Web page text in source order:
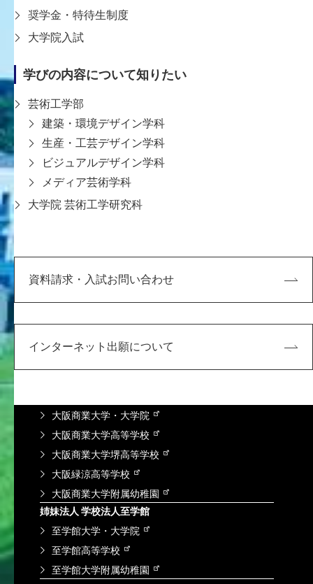
奨学金・特待生制度
大学院入試
学びの内容について知りたい
芸術工学部
建築・環境デザイン学科
生産・工芸デザイン学科
ビジュアルデザイン学科
メディア芸術学科
大学院 芸術工学研究科
資料請求・入試お問い合わせ
インターネット出願について
〒651-2196 神戸市西区学園西町8-1-1
8-1-1 Gakuennishi-machi,Nishi-ku,Kobe
651-2196 Japan
FAX:078-794-5027
大学案内
学内向け
KDUポータル
求人検索NAVI
大阪商業大学・大学院
大阪商業大学高等学校
大阪商業大学堺高等学校
大阪緑涼高等学校
大阪商業大学附属幼稚園
姉妹法人 学校法人至学館
至学館大学・大学院
至学館高等学校
至学館大学附属幼稚園